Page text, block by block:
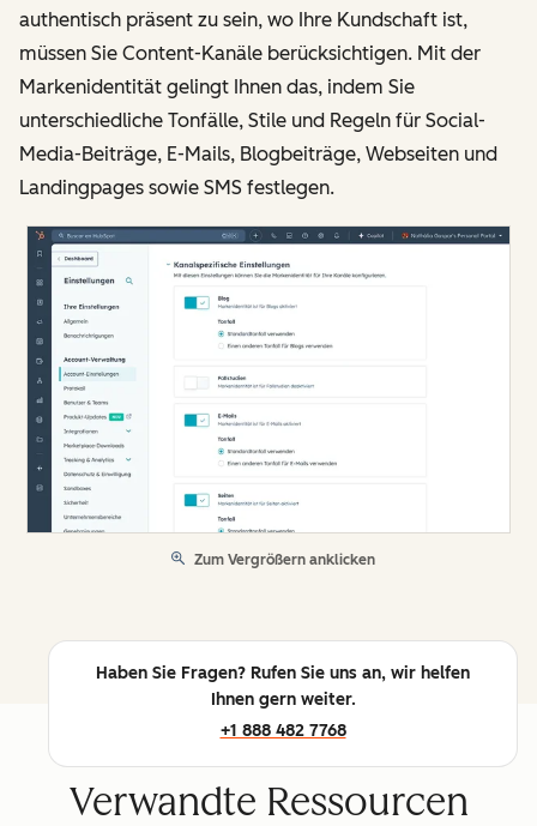
authentisch präsent zu sein, wo Ihre Kundschaft ist,
müssen Sie Content-Kanäle berücksichtigen. Mit der
Markenidentität gelingt Ihnen das, indem Sie
unterschiedliche Tonfälle, Stile und Regeln für Social-
Media-Beiträge, E-Mails, Blogbeiträge, Webseiten und
Landingpages sowie SMS festlegen.
Zum Vergrößern anklicken
Haben Sie Fragen? Rufen Sie uns an, wir helfen
Ihnen gern weiter.
+1 888 482 7768
Verwandte Ressourcen